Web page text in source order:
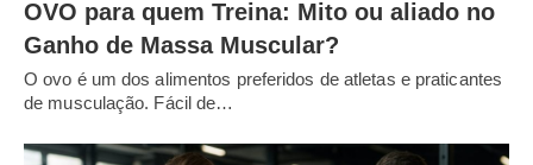
OVO para quem Treina: Mito ou aliado no
Ganho de Massa Muscular?
O ovo é um dos alimentos preferidos de atletas e praticantes
de musculação. Fácil de…